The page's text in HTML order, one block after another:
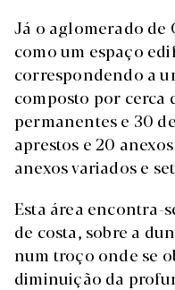
Já o aglomerado de
como um espaço
correspondendo a
composto por cerca
permanentes e 30
aprestos e 20
anexos variados e
Esta área encontra-
de costa, sobre a
num troço onde se
diminuição da